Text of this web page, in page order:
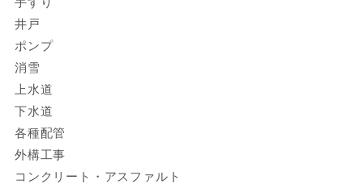
井戸
ポンプ
消雪
上水道
下水道
各種配管
外構工事
コンクリート・アスファルト